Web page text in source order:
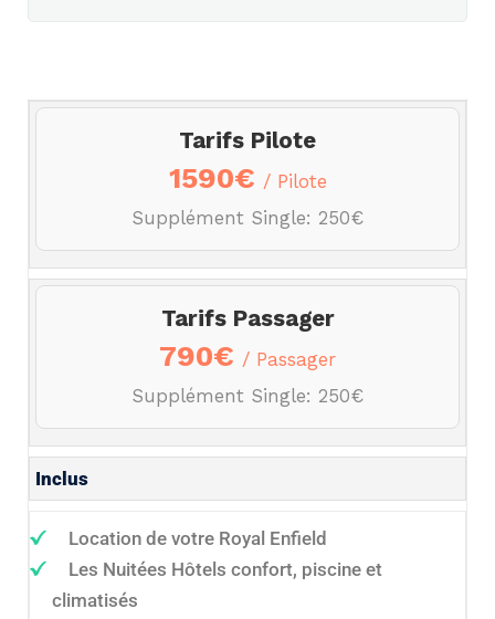
Tarifs Pilote
1590€ / Pilote
Supplément Single: 250€
Tarifs Passager
790€ / Passager
Supplément Single: 250€
Inclus
Location de votre Royal Enfield
Les Nuitées Hôtels confort, piscine et
climatisés